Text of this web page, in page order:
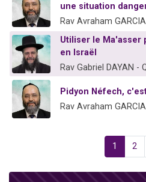
une situation
Rav Avraham
Utiliser le Ma'asser
en Israël
Rav Gabriel DAYAN -
Pidyon Néfech,
Rav Avraham
1 2